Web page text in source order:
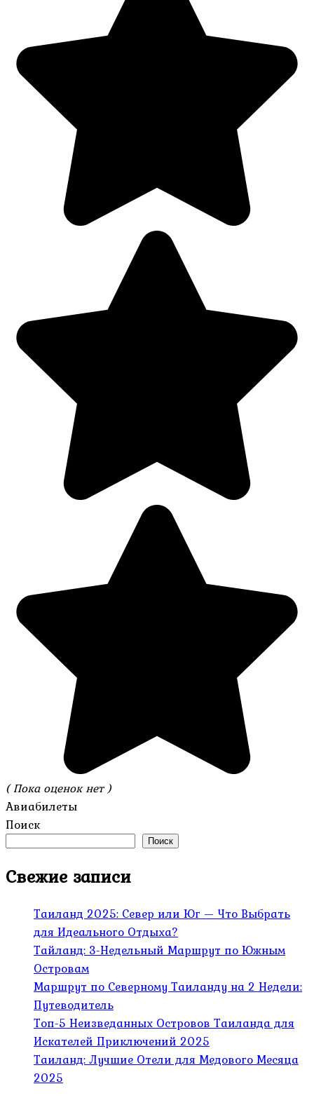
( Пока оценок нет )
Авиабилеты
Поиск
Поиск
Свежие записи
Таиланд 2025: Север или Юг — Что Выбрать
для Идеального Отдыха?
Тайланд: 3-Недельный Маршрут по Южным
Островам
Маршрут по Северному Таиланду на 2 Недели:
Путеводитель
Топ-5 Неизведанных Островов Таиланда для
Искателей Приключений 2025
Таиланд: Лучшие Отели для Медового Месяца
2025